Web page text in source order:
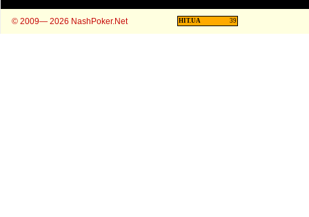
© 2009— 2026 NashPoker.Net HIT.UA 39